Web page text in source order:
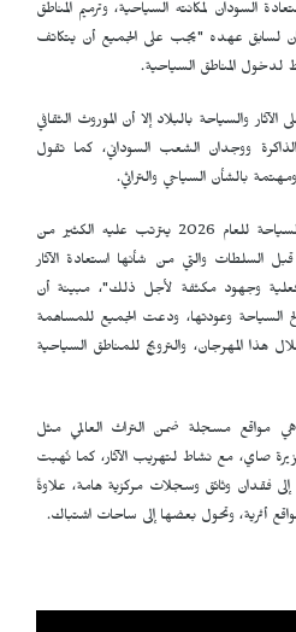
لمكانته السياحية، وترميم المناطق
لسابق عهده "يجب على الجميع أن يتكاتف
المناطق السياحية.
والسياحة بالبلاد إلا أن الموروث الثقافي
ووجدان الشعب السوداني، كما تقول
بالشأن السياحي والتراثي.
والتي تؤكد أن اختيار دنقلا عاصمة السياحة للعام 2026 يترتب عليه الكثير من
السلطات والتي من شأنها استعادة الآثار
وجهود مكثفة لأجل ذلك"، مبينة أن
السياحة وعودتها، ودعت الجميع للمساهمة
هذا المهرجان، والترويج للمناطق السياحية
هي مواقع مسجلة ضمن التراث العالمي مثل
صاي، مع نشاط لتهريب الآثار، كما نُهبت
إلى فقدان وثائق وسجلات مركزية هامة، علاوةً
أثرية، وتحول بعضها إلى ساحات اشتباك.